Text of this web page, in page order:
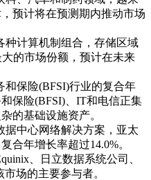
预计将在预测期内推动市场
种计算机制组合，存储区域
的市场份额，预计在未来
和保险(BFSI)行业的复合年
保险(BFSI)、IT和电信正集
的基础设施资产。
据中心网络解决方案，亚太
合年增长率超过14.0%。
、日立数据系统公司、
场的主要参与者。